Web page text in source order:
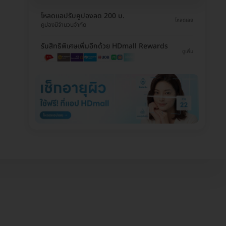
โหลดแอปรับคูปองลด 200 บ.
คูปองมีจำนวนจำกัด
โหลดเลย
รับสิทธิพิเศษเพิ่มอีกด้วย HDmall Rewards
ดูเพิ่ม